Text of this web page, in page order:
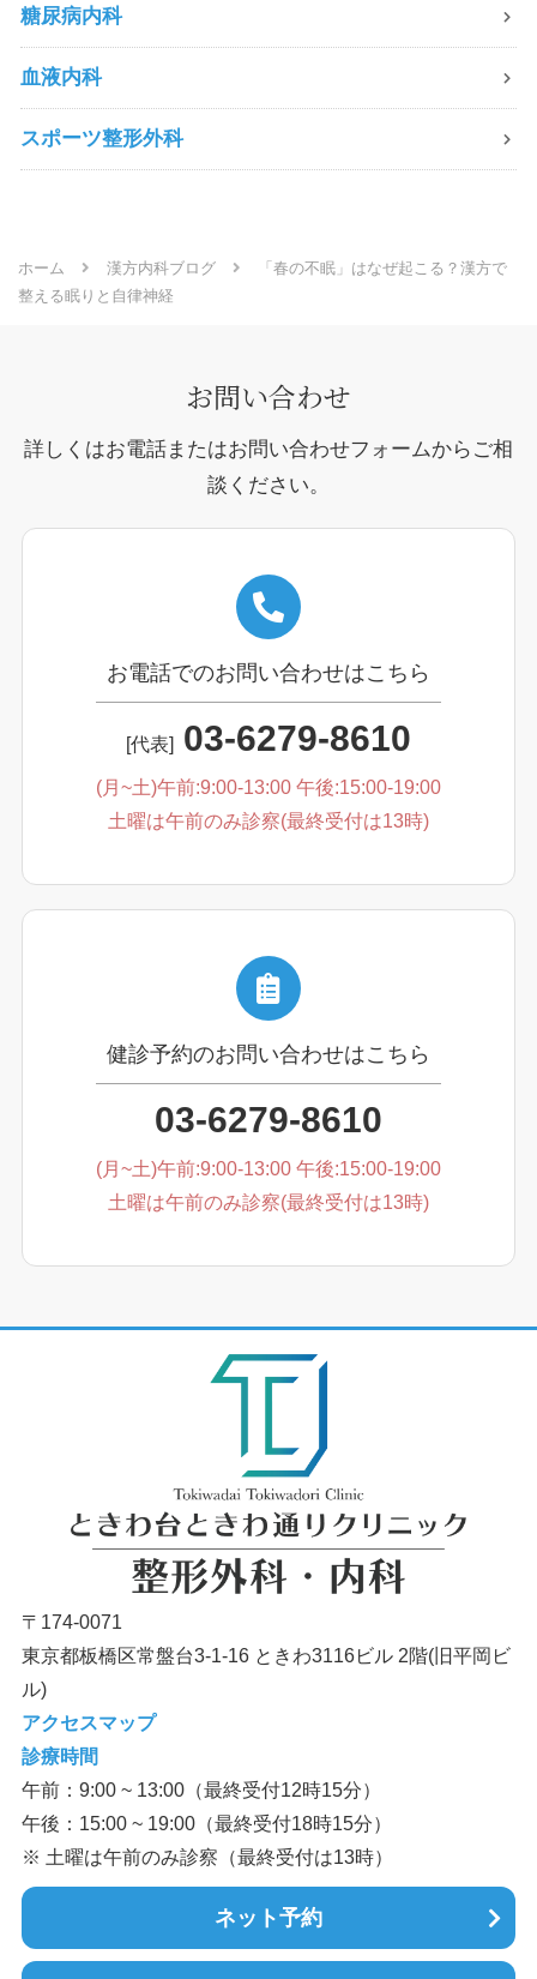
糖尿病内科
血液内科
スポーツ整形外科
ホーム 漢方内科ブログ
「春の不眠」はなぜ起こる？漢方で
整える眠りと自律神経
お問い合わせ
詳しくはお電話またはお問い合わせフォームからご相
談ください。
お電話でのお問い合わせはこちら
[代表] 03-6279-8610
(月~土)午前:9:00-13:00 午後:15:00-19:00
土曜は午前のみ診察(最終受付は13時)
健診予約のお問い合わせはこちら
03-6279-8610
(月~土)午前:9:00-13:00 午後:15:00-19:00
土曜は午前のみ診察(最終受付は13時)
〒174-0071
東京都板橋区常盤台3-1-16 ときわ3116ビル 2階(旧平岡ビ
ル)
アクセスマップ
診療時間
午前：9:00 ~ 13:00（最終受付12時15分）
午後：15:00 ~ 19:00（最終受付18時15分）
※ 土曜は午前のみ診察（最終受付は13時）
ネット予約